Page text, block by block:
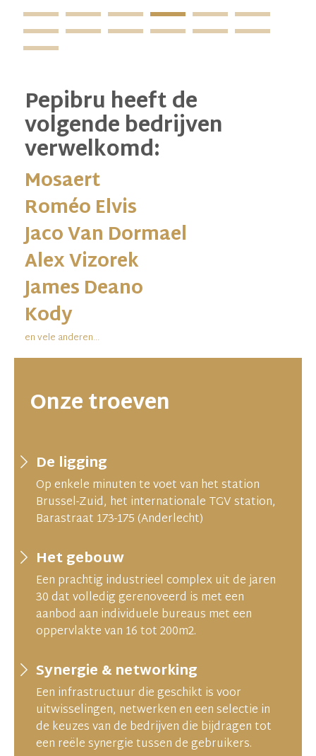
Pepibru heeft de
volgende bedrijven
verwelkomd:
Mosaert
Roméo Elvis
Jaco Van Dormael
Alex Vizorek
James Deano
Kody
en vele anderen...
Onze troeven
De ligging
Op enkele minuten te voet van het station
Brussel-Zuid, het internationale TGV station,
Barastraat 173-175 (Anderlecht)
Het gebouw
Een prachtig industrieel complex uit de jaren
30 dat volledig gerenoveerd is met een
aanbod aan individuele bureaus met een
oppervlakte van 16 tot 200m2.
Synergie & networking
Een infrastructuur die geschikt is voor
uitwisselingen, netwerken en een selectie in
de keuzes van de bedrijven die bijdragen tot
een reële synergie tussen de gebruikers.